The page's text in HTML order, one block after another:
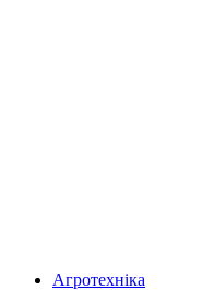
Агротехніка